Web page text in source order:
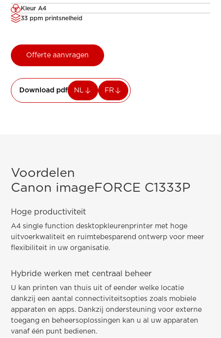
Kleur A4
33 ppm printsnelheid
Offerte aanvragen
Download pdf NL FR
Voordelen
Canon imageFORCE C1333P
Hoge productiviteit
A4 single function desktopkleurenprinter met hoge
uitvoerkwaliteit en ruimtebesparend ontwerp voor meer
flexibiliteit in uw organisatie.
Hybride werken met centraal beheer
U kan printen van thuis uit of eender welke locatie
dankzij een aantal connectiviteitsopties zoals mobiele
apparaten en apps. Dankzij ondersteuning voor externe
toegang en beheersoplossingen kan u al uw apparaten
vanaf één punt bedienen.